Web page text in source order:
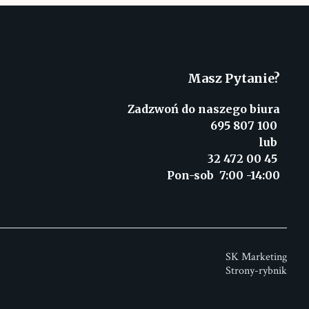
Masz Pytanie?
Zadzwoń do naszego biura
695 807 100
lub
32 472 00 45
Pon-sob 7:00 -14:00
SK Marketing
Strony-rybnik